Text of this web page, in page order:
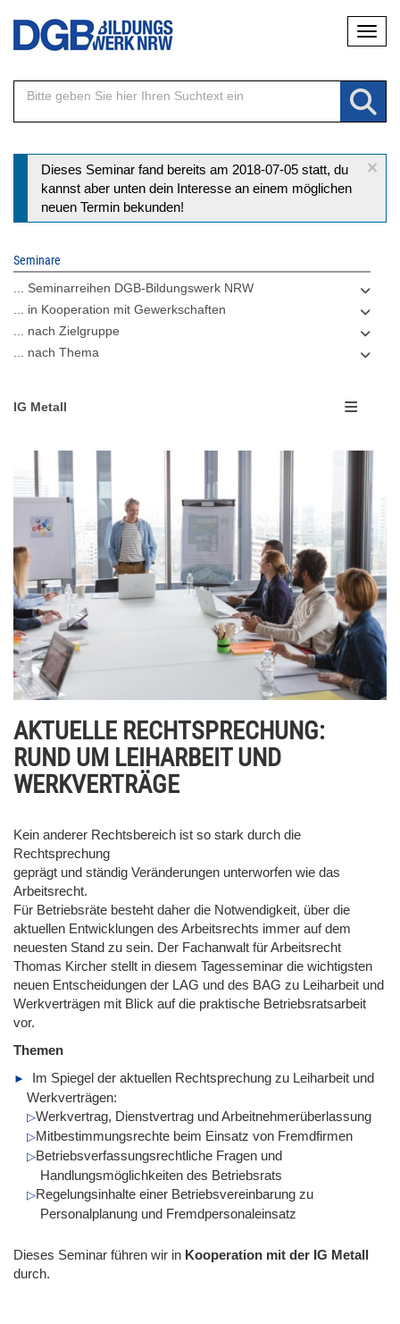
Direkt
Inhalt
×
Statusmeldung
Dieses Seminar fand bereits am 2018-07-05 statt, du
kannst aber unten dein Interesse an einem möglichen
neuen Termin bekunden!
Seminare
... Seminarreihen DGB-Bildungswerk NRW
... in Kooperation mit Gewerkschaften
... nach Zielgruppe
... nach Thema
IG Metall
AKTUELLE RECHTSPRECHUNG:
RUND UM LEIHARBEIT UND
WERKVERTRÄGE
Kein anderer Rechtsbereich ist so stark durch die
Rechtsprechung
geprägt und ständig Veränderungen unterworfen wie das
Arbeitsrecht.
Für Betriebsräte besteht daher die Notwendigkeit, über die
aktuellen Entwicklungen des Arbeitsrechts immer auf dem
neuesten Stand zu sein. Der Fachanwalt für Arbeitsrecht
Thomas Kircher stellt in diesem Tagesseminar die wichtigsten
neuen Entscheidungen der LAG und des BAG zu Leiharbeit und
Werkverträgen mit Blick auf die praktische Betriebsratsarbeit
vor.
Themen
Im Spiegel der aktuellen Rechtsprechung zu Leiharbeit und
Werkverträgen:
Werkvertrag, Dienstvertrag und Arbeitnehmerüberlassung
Mitbestimmungsrechte beim Einsatz von Fremdfirmen
Betriebsverfassungsrechtliche Fragen und
Handlungsmöglichkeiten des Betriebsrats
Regelungsinhalte einer Betriebsvereinbarung zu
Personalplanung und Fremdpersonaleinsatz
Dieses Seminar führen wir in Kooperation mit der IG Metall
durch.